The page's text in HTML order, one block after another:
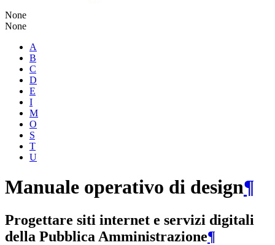
None
None
A
B
C
D
E
I
M
O
S
T
U
Manuale operativo di design¶
Progettare siti internet e servizi digitali
della Pubblica Amministrazione¶